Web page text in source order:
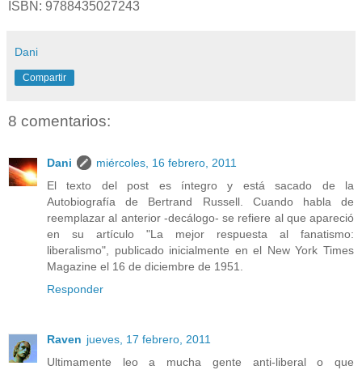
ISBN: 9788435027243
Dani
Compartir
8 comentarios:
Dani
miércoles, 16 febrero, 2011
El texto del post es íntegro y está sacado de la
Autobiografía de Bertrand Russell. Cuando habla de
reemplazar al anterior -decálogo- se refiere al que apareció
en su artículo "La mejor respuesta al fanatismo:
liberalismo", publicado inicialmente en el New York Times
Magazine el 16 de diciembre de 1951.
Responder
Raven jueves, 17 febrero, 2011
Ultimamente leo a mucha gente anti-liberal o que